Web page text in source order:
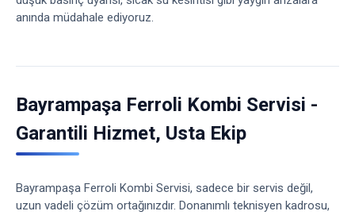
anında müdahale ediyoruz.
Bayrampaşa Ferroli Kombi Servisi -
Garantili Hizmet, Usta Ekip
Bayrampaşa Ferroli Kombi Servisi, sadece bir servis değil,
uzun vadeli çözüm ortağınızdır. Donanımlı teknisyen kadrosu,